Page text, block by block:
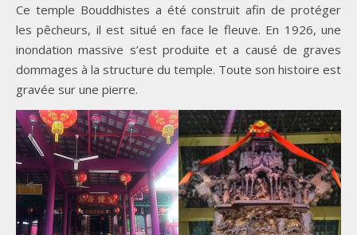
Ce temple Bouddhistes a été construit afin de protéger
les pêcheurs, il est situé en face le fleuve. En 1926, une
inondation massive s’est produite et a causé de graves
dommages à la structure du temple. Toute son histoire est
gravée sur une pierre.